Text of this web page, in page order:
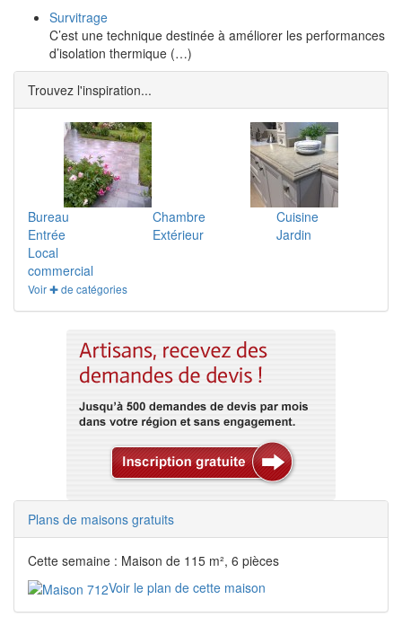
Survitrage
C’est une technique destinée à améliorer les performances
d’isolation thermique (…)
Trouvez l'inspiration...
Bureau Chambre
Cuisine
Entrée
Extérieur
Jardin
Local
commercial
Voir ✚ de catégories
Plans de maisons gratuits
Cette semaine : Maison de 115 m², 6 pièces
Voir le plan de cette maison